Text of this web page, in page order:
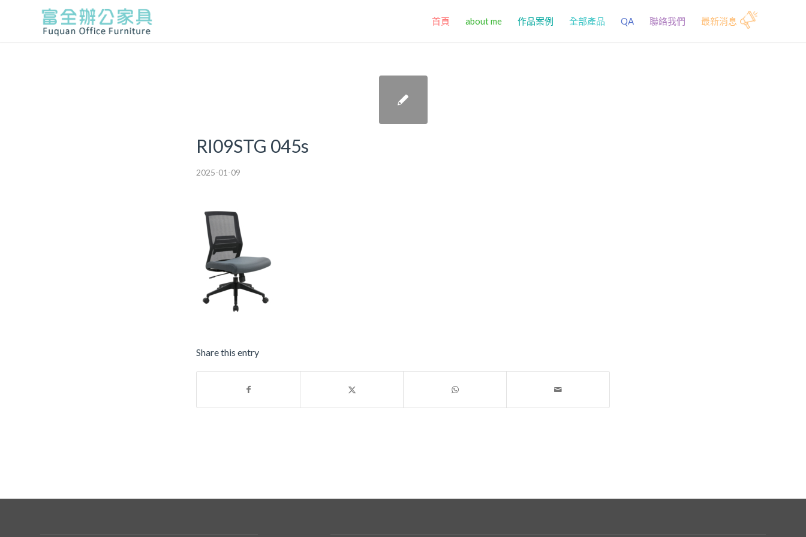
首頁 about me 作品案例 全部產品 QA 聯絡我們 最新消息
RI09STG 045s
2025-01-09
Share this entry